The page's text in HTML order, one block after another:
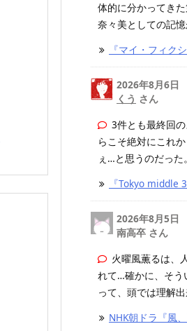
体的に分かってき
奈々美としての記
『マイ・フィク
2026年8月6日
くう さん
3件とも最終回
らこそ絶対にこれ
ぇ…と思うのだっ
『Tokyo middle
2026年8月5日
南高卒 さん
火曜風薫るは、
れて…確かに、そう
って、頭では理解
NHK朝ドラ『風、